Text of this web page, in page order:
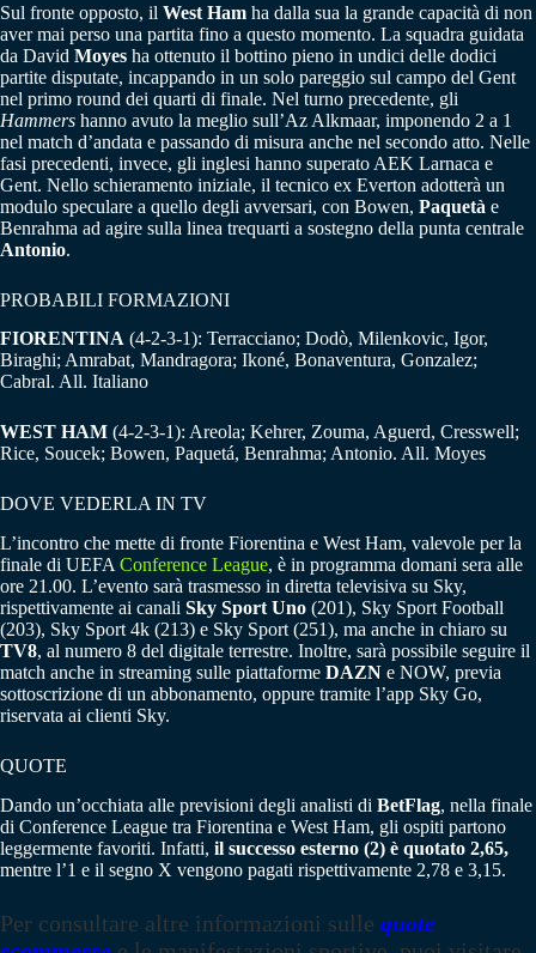
Sul fronte opposto, il West Ham ha dalla sua la grande capacità di non
aver mai perso una partita fino a questo momento. La squadra guidata
da David Moyes ha ottenuto il bottino pieno in undici delle dodici
partite disputate, incappando in un solo pareggio sul campo del Gent
nel primo round dei quarti di finale. Nel turno precedente, gli
Hammers hanno avuto la meglio sull’Az Alkmaar, imponendo 2 a 1
nel match d’andata e passando di misura anche nel secondo atto. Nelle
fasi precedenti, invece, gli inglesi hanno superato AEK Larnaca e
Gent. Nello schieramento iniziale, il tecnico ex Everton adotterà un
modulo speculare a quello degli avversari, con Bowen, Paquetà e
Benrahma ad agire sulla linea trequarti a sostegno della punta centrale
Antonio.
PROBABILI FORMAZIONI
FIORENTINA (4-2-3-1): Terracciano; Dodò, Milenkovic, Igor,
Biraghi; Amrabat, Mandragora; Ikoné, Bonaventura, Gonzalez;
Cabral. All. Italiano
WEST HAM (4-2-3-1): Areola; Kehrer, Zouma, Aguerd, Cresswell;
Rice, Soucek; Bowen, Paquetá, Benrahma; Antonio. All. Moyes
DOVE VEDERLA IN TV
L’incontro che mette di fronte Fiorentina e West Ham, valevole per la
finale di UEFA Conference League, è in programma domani sera alle
ore 21.00. L’evento sarà trasmesso in diretta televisiva su Sky,
rispettivamente ai canali Sky Sport Uno (201), Sky Sport Football
(203), Sky Sport 4k (213) e Sky Sport (251), ma anche in chiaro su
TV8, al numero 8 del digitale terrestre. Inoltre, sarà possibile seguire il
match anche in streaming sulle piattaforme DAZN e NOW, previa
sottoscrizione di un abbonamento, oppure tramite l’app Sky Go,
riservata ai clienti Sky.
QUOTE
Dando un’occhiata alle previsioni degli analisti di BetFlag, nella finale
di Conference League tra Fiorentina e West Ham, gli ospiti partono
leggermente favoriti. Infatti, il successo esterno (2) è quotato 2,65,
mentre l’1 e il segno X vengono pagati rispettivamente 2,78 e 3,15.
Per consultare altre informazioni sulle quote